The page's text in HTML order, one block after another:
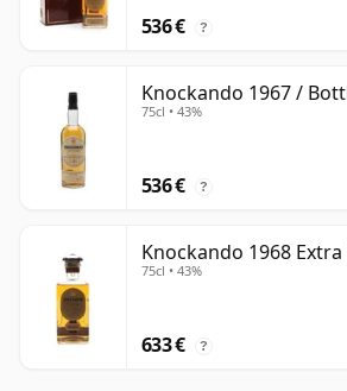
536 € ?
Knockando 1967 /
75cl • 43%
536 € ?
Knockando 1968
75cl • 43%
633 € ?